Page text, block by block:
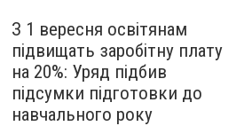
З 1 вересня освітянам
підвищать заробітну плату
на 20%: Уряд підбив
підсумки підготовки до
навчального року